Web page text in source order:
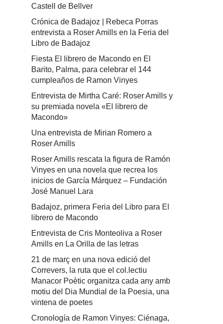
Castell de Bellver
Crónica de Badajoz | Rebeca Porras
entrevista a Roser Amills en la Feria del
Libro de Badajoz
Fiesta El librero de Macondo en El
Barito, Palma, para celebrar el 144
cumpleaños de Ramon Vinyes
Entrevista de Mirtha Caré: Roser Amills y
su premiada novela «El librero de
Macondo»
Una entrevista de Mirian Romero a
Roser Amills
Roser Amills rescata la figura de Ramón
Vinyes en una novela que recrea los
inicios de García Márquez – Fundación
José Manuel Lara
Badajoz, primera Feria del Libro para El
librero de Macondo
Entrevista de Cris Monteoliva a Roser
Amills en La Orilla de las letras
21 de març en una nova edició del
Correvers, la ruta que el col.lectiu
Manacor Poètic organitza cada any amb
motiu del Dia Mundial de la Poesia, una
vintena de poetes
Cronología de Ramon Vinyes: Ciénaga,